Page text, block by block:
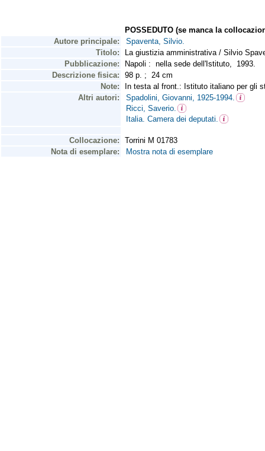
POSSEDUTO (se manca la
Autore principale:
Spaventa, Silvio.
Titolo:
La giustizia amministrativa / Silvio
Pubblicazione:
Napoli : nella sede dell'Istituto, 1993.
Descrizione fisica:
98 p. ; 24 cm
Note:
In testa al front.: Istituto italiano per gli
Altri autori:
Spadolini, Giovanni, 1925-1994.
Ricci, Saverio.
Italia. Camera dei deputati.
Collocazione:
Torrini M 01783
Nota di esemplare:
Mostra nota di esemplare